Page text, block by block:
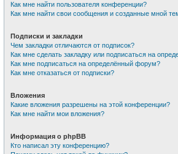
Как мне найти пользователя конференции?
Как мне найти свои сообщения и созданные мной
Подписки и закладки
Чем закладки отличаются от подписок?
Как мне сделать закладку или подписаться на
Как мне подписаться на определённый форум?
Как мне отказаться от подписки?
Вложения
Какие вложения разрешены на этой конференции?
Как мне найти мои вложения?
Информация о phpBB
Кто написал эту конференцию?